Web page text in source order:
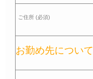
ご住所 (必須)
お勤め先について